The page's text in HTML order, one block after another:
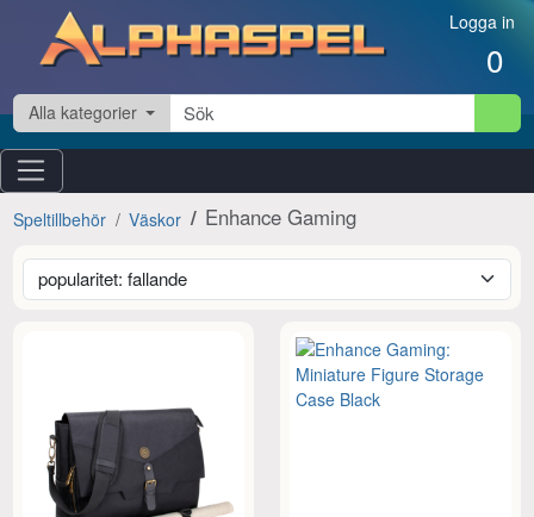
Hoppa till innehåll Logga in
0
Alla kategorier
Speltillbehör Väskor Enhance Gaming